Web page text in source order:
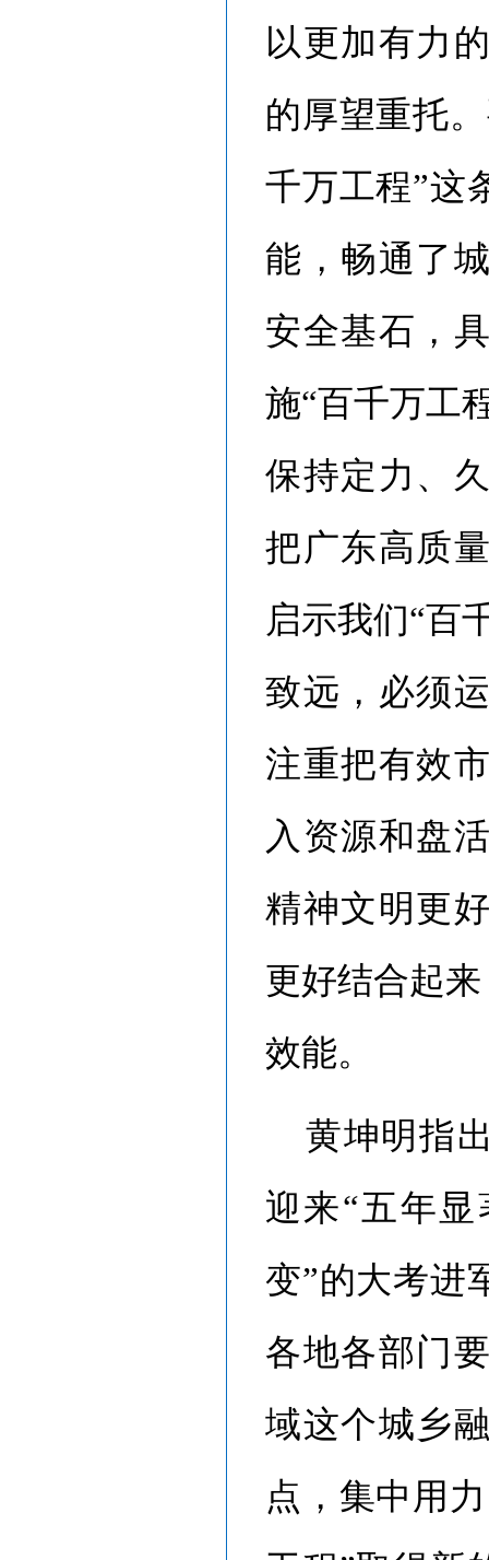
以更加有力
的厚望重托
千万工程”这
能，畅通了
安全基石，
施“百千万工
保持定力、
把广东高质
启示我们“百
致远，必须
注重把有效
入资源和盘
精神文明更
更好结合起
效能。
黄坤明指
迎来“五年
变”的大考进
各地各部门
域这个城乡
点，集中用